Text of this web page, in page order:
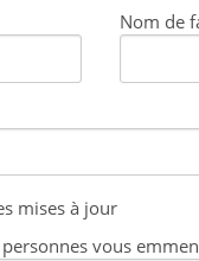
Nom de
mises à jour
vous